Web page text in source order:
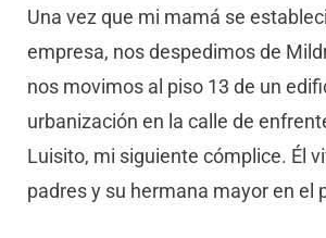
Una vez que mi mamá se
empresa, nos despedimos de
nos movimos al piso 13 de un
urbanización en la calle de
Luisito, mi siguiente cómplice. Él
padres y su hermana mayor en el